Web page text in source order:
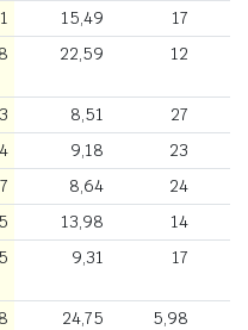
15,49 17
22,59 12
8,51 27
9,18 23
8,64 24
13,98 14
9,31 17
24,75 5,98